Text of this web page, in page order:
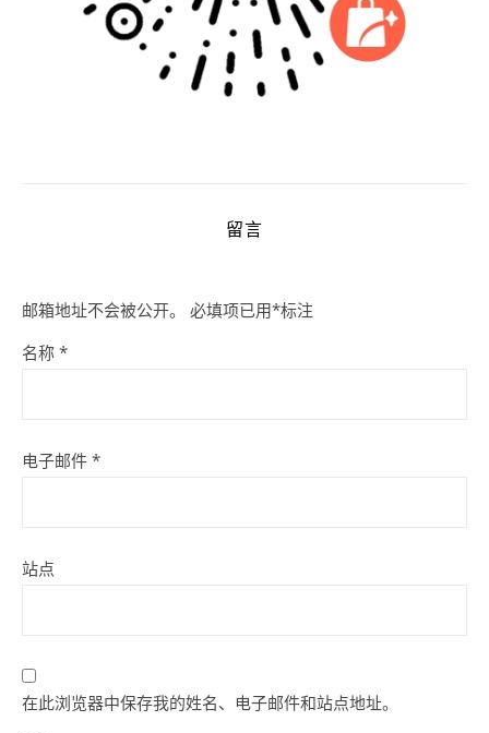
留言
邮箱地址不会被公开。 必填项已用*标注
名称 *
电子邮件 *
站点
在此浏览器中保存我的姓名、电子邮件和站点地址。